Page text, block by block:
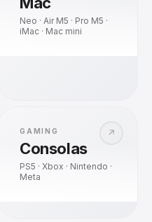
Neo · Air M5 · Pro M5 ·
iMac · Mac mini
↗
GAMING
Consolas
PS5 · Xbox · Nintendo ·
Meta